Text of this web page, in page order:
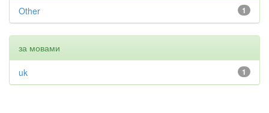
1
Other
за мовами
1
uk